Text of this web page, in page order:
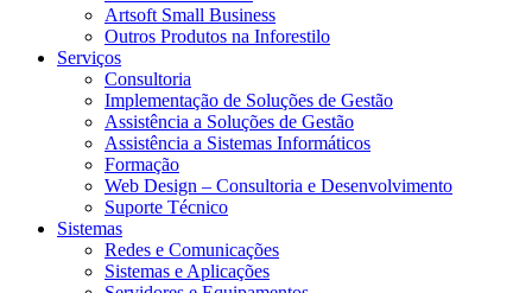
Artsoft Small Business
Outros Produtos na Inforestilo
Serviços
Consultoria
Implementação de Soluções de Gestão
Assistência a Soluções de Gestão
Assistência a Sistemas Informáticos
Formação
Web Design – Consultoria e Desenvolvimento
Suporte Técnico
Sistemas
Redes e Comunicações
Sistemas e Aplicações